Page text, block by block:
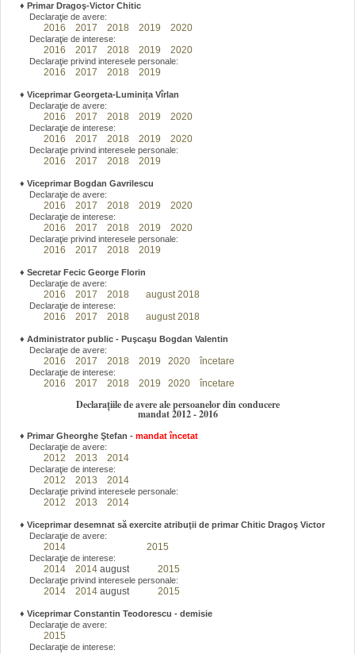
♦ Primar Dragoş-Victor Chitic
Declaraţie de avere:
2016 2017 2018 2019 2020
Declaraţie de interese:
2016 2017 2018 2019 2020
Declaraţie privind interesele personale:
2016 2017 2018 2019
♦ Viceprimar Georgeta-Luminița Vîrlan
Declaraţie de avere:
2016 2017 2018 2019 2020
Declaraţie de interese:
2016 2017 2018 2019 2020
Declaraţie privind interesele personale:
2016 2017 2018 2019
♦ Viceprimar Bogdan Gavrilescu
Declaraţie de avere:
2016 2017 2018 2019 2020
Declaraţie de interese:
2016 2017 2018 2019 2020
Declaraţie privind interesele personale:
2016 2017 2018 2019
♦ Secretar Fecic George Florin
Declaraţie de avere:
2016 2017 2018 august 2018
Declaraţie de interese:
2016 2017 2018 august 2018
♦ Administrator public - Puşcaşu Bogdan Valentin
Declaraţie de avere:
2016 2017 2018 2019 2020 încetare
Declaraţie de interese:
2016 2017 2018 2019 2020 încetare
Declarațiile de avere ale persoanelor din conducere
mandat 2012 - 2016
♦ Primar Gheorghe Ştefan - mandat încetat
Declaraţie de avere:
2012 2013 2014
Declaraţie de interese:
2012 2013 2014
Declaraţie privind interesele personale:
2012 2013 2014
♦ Viceprimar desemnat să exercite atribuţii de primar Chitic Dragoş Victor
Declaraţie de avere:
2014 2015
Declaraţie de interese:
2014 2014 august 2015
Declaraţie privind interesele personale:
2014 2014 august 2015
♦ Viceprimar Constantin Teodorescu - demisie
Declaraţie de avere:
2015
Declaraţie de interese: